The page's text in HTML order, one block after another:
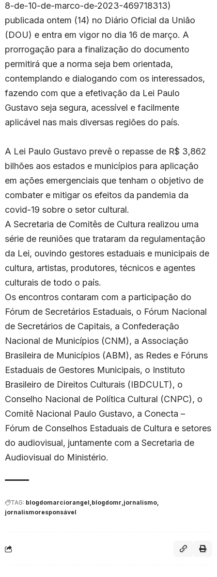
8-de-10-de-marco-de-2023-469718313)
publicada ontem (14) no Diário Oficial da União
(DOU) e entra em vigor no dia 16 de março. A
prorrogação para a finalização do documento
permitirá que a norma seja bem orientada,
contemplando e dialogando com os interessados,
fazendo com que a efetivação da Lei Paulo
Gustavo seja segura, acessível e facilmente
aplicável nas mais diversas regiões do país.
A Lei Paulo Gustavo prevê o repasse de R$ 3,862
bilhões aos estados e municípios para aplicação
em ações emergenciais que tenham o objetivo de
combater e mitigar os efeitos da pandemia da
covid-19 sobre o setor cultural.
A Secretaria de Comitês de Cultura realizou uma
série de reuniões que trataram da regulamentação
da Lei, ouvindo gestores estaduais e municipais de
cultura, artistas, produtores, técnicos e agentes
culturais de todo o país.
Os encontros contaram com a participação do
Fórum de Secretários Estaduais, o Fórum Nacional
de Secretários de Capitais, a Confederação
Nacional de Municípios (CNM), a Associação
Brasileira de Municípios (ABM), as Redes e Fóruns
Estaduais de Gestores Municipais, o Instituto
Brasileiro de Direitos Culturais (IBDCULT), o
Conselho Nacional de Política Cultural (CNPC), o
Comitê Nacional Paulo Gustavo, a Conecta –
Fórum de Conselhos Estaduais de Cultura e setores
do audiovisual, juntamente com a Secretaria de
Audiovisual do Ministério.
TAG: blogdomarciorangel blogdomr jornalismo
jornalismoresponsável